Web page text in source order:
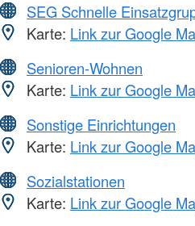
SEG Schnelle
Karte: Link zur Google
Senioren-Wohnen
Karte: Link zur Google
Sonstige Einrichtungen
Karte: Link zur Google
Sozialstationen
Karte: Link zur Google